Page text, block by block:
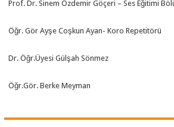
Prof. Dr. Sinem Özdemir Göçeri – Ses Eğitimi
Öğr. Gör Ayşe Coşkun Ayan- Koro Repetitörü
Dr. Öğr.Üyesi Gülşah Sönmez
Öğr.Gör. Berke Meyman